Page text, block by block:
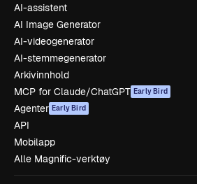
AI-assistent
AI Image Generator
AI-videogenerator
AI-stemmegenerator
Arkivinnhold
MCP for Claude/ChatGPT Early Bird
Agenter Early Bird
API
Mobilapp
Alle Magnific-verktøy